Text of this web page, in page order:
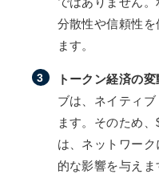
分散性や信頼性
ます。
トークン経済の変
ブは、ネイティ
ます。そのため
は、ネットワー
的な影響を与え